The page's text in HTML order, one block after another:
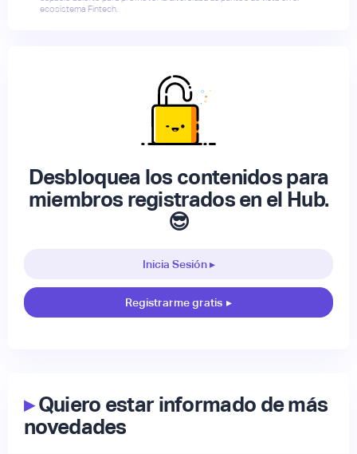
ecosistema Fintech.
Desbloquea los contenidos para
miembros registrados en el Hub.
😎
Inicia Sesión ▸
Registrarme gratis ▸
▸Quiero estar informado de más
novedades